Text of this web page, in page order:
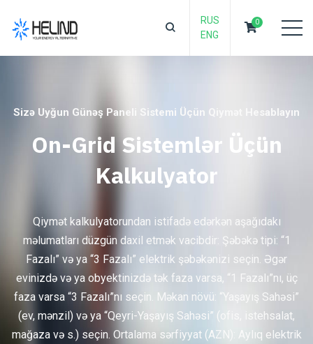
RUS
ENG
0
Sizə Uyğun Günəş Paneli Sistemi Üçün Qiymət Hesablayın
On-Grid Sistemlər Üçün
Kalkulyator
Qiymət kalkulyatorundan istifadə edərkən aşağıdakı
məlumatları düzgün daxil etmək vacibdir: Şəbəkə tipi: “1
Fazalı” və ya “3 Fazalı” elektrik şəbəkənizi seçin. Əgər
evinizdə və ya obyektinizdə tək faza varsa, “1 Fazalı”nı, üç
faza varsa “3 Fazalı”nı seçin. Məkan növü: “Yaşayış Sahəsi”
(ev, mənzil) və ya “Qeyri-Yaşayış Sahəsi” (ofis, istehsalat,
mağaza və s.) seçin. Ortalama sərfiyyat (AZN): Aylıq elektrik